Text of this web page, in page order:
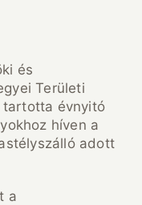
és
Területi
tartotta évnyitó
híven a
adott
a